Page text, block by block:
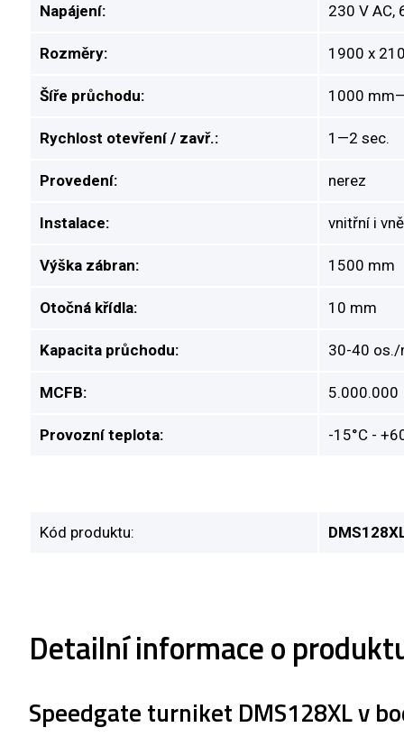
Napájení: 230 V AC,
Rozměry: 1900 x
Šíře průchodu: 1000
Rychlost otevření / zavř.: 1—2 sec.
Provedení: nerez
Instalace: vnitřní i
Výška zábran: 1500 mm
Otočná křídla: 10 mm
Kapacita průchodu: 30-40 os./
MCFB: 5.000.000
Provozní teplota: -15°C -
Kód produktu:
Detailní informace o
Speedgate turniket DMS128XL v